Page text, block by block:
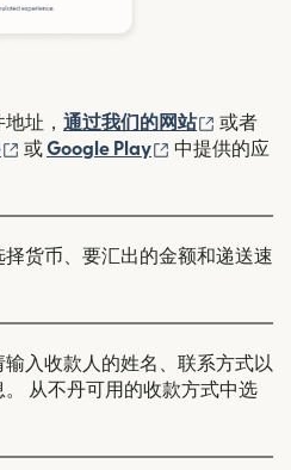
址， 通过我们的网站 （在新
或者
（在新窗口中打开）
或Google Play （在新窗口中
中提供的应
择货币、要汇出的金额和递送速
输入收款人的姓名、联系方式以
。 从不丹可用的收款方式中选